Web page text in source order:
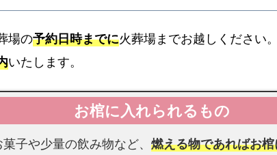
城
南
受
け
取
れ
最大3日分まで無料です
書類手続き代行
書類手続きはすべて代行します
場の予約日時までに火葬場までお越しください。
いたします。
子や少量の飲み物など、燃える物であればお